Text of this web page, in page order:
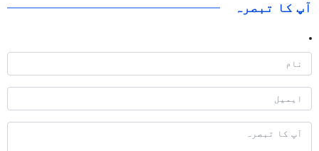
آپ کا تبصرہ